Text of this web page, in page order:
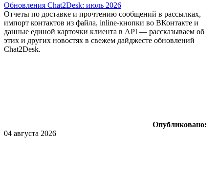
Обновления Chat2Desk: июль 2026
Отчеты по доставке и прочтению сообщений в рассылках,
импорт контактов из файла, inline-кнопки во ВКонтакте и
данные единой карточки клиента в API — рассказываем об
этих и других новостях в свежем дайджесте обновлений
Chat2Desk.
Опубликовано:
04 августа 2026